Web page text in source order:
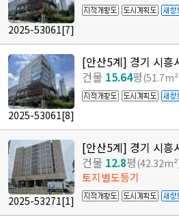
2025-53061[7]
2025-53061[8]
[안산5계] 경기 시흥
건물 15.64평
2025-53271[1]
[안산5계] 경기 시흥
건물 12.8평
토지별도등기